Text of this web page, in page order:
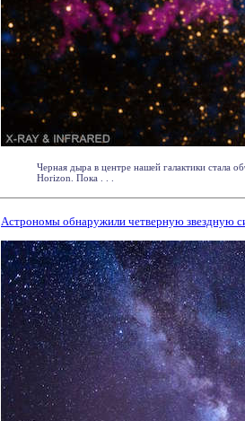
Черная дыра в центре нашей галактики стала
Horizon. Пока . . .
Астрономы обнаружили четверную звездную